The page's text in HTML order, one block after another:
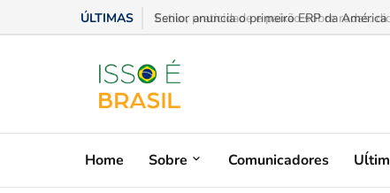
ÚLTIMAS Estilo, praticidade e paixão sobre rodas:
Home Sobre Comunicadores